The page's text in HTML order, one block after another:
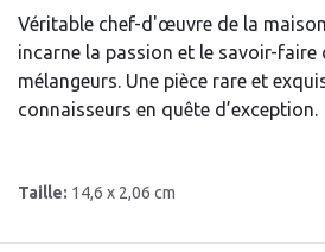
Véritable chef-d'œuvre de la
incarne la passion et le savoir-faire
mélangeurs. Une pièce rare et
connaisseurs en quête d’exception.
Taille: 14,6 x 2,06 cm